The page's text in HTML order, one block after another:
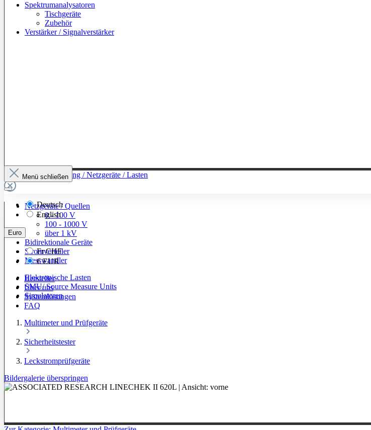
Spektrumanalysatoren
Tischgeräte
Zubehör
Verstärker / Signalverstärker
Zur Kategorie: Leistung / Netzgeräte / Lasten
Netzgeräte / Quellen
0 - 100 V
100 - 1000 V
über 1 kV
Bidirektionale Geräte
Stromverteiler
Messwandler
Elektronische Lasten
SMU/ Source Measure Units
Simulatoren
Menü schließen
Deutsch
English
Euro
FrCHF
€EUR
Hersteller
Über uns
Systemlösungen
FAQ
Multimeter und Prüfgeräte
Sicherheitstester
Leckstromprüfgeräte
Bildergalerie überspringen